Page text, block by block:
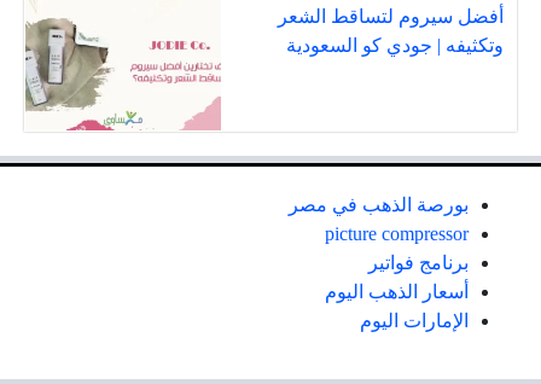
أفضل سيروم لتساقط الشعر
وتكثيفه | جودي كو السعودية
بورصة الذهب في مصر
picture compressor
برنامج فواتير
أسعار الذهب اليوم
الإمارات اليوم